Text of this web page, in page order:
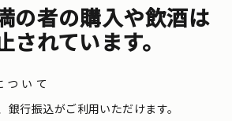
の者の購入や飲酒は
されています。
ついて
銀行振込がご利用いただけます。